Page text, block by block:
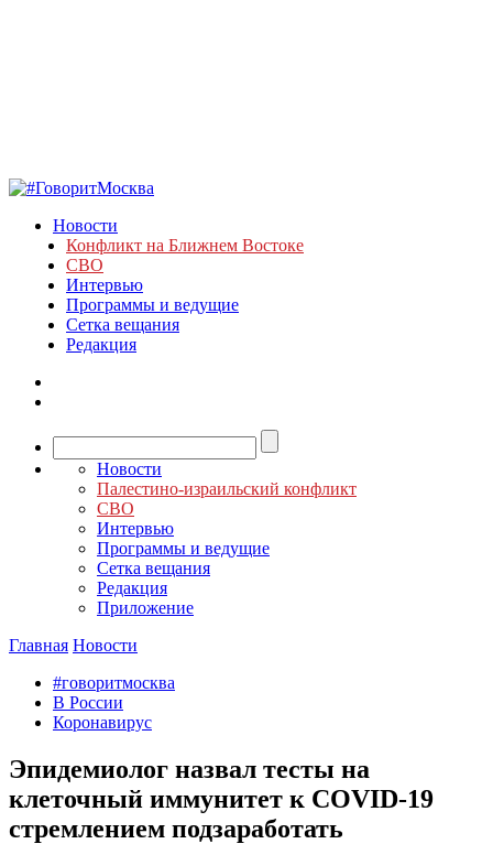
Новости
Конфликт на Ближнем Востоке
СВО
Интервью
Программы и ведущие
Сетка вещания
Редакция
Новости
Палестино-израильский конфликт
СВО
Интервью
Программы и ведущие
Сетка вещания
Редакция
Приложение
Главная Новости
#говоритмосква
В России
Коронавирус
Эпидемиолог назвал тесты на
клеточный иммунитет к COVID-19
стремлением подзаработать